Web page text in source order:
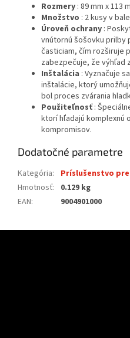
Rozmery : 89 mm x 113
Množstvo : 2 kusy v
Úroveň ochrany :
vnútornú šošovku prilby
časticiam, čím rozširuje
zabezpečuje, že výhľad
Inštalácia : Vyznačuje
inštalácie, ktorý
bol proces zvárania
Použiteľnosť :
ktorí hľadajú komplexnú
kompromisov.
Dodatočné parametre
Kategória:
Príslušenstvo
Hmotnosť: 0.129 kg
EAN: 9004901000